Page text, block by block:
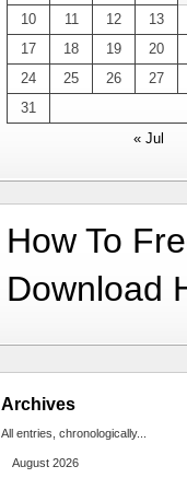
10
11 12 13
17
18 19 20
24
25 26 27
31
« Jul
How To
Download
Archives
All entries, chronologically...
August 2026